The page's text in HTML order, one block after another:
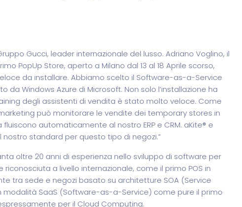
Gucci, leader internazionale del lusso. Adriano Voglino, il
PopUp Store, aperto a Milano dal 13 al 18 Aprile scorso,
da installare. Abbiamo scelto il Software-as-a-Service
da Windows Azure di Microsoft. Non solo l’installazione ha
degli assistenti di vendita è stato molto veloce. Come
può monitorare le vendite dei temporary stores in
automaticamente al nostro ERP e CRM. aKite® e
nostro standard per questo tipo di negozi.”
oltre 20 anni di esperienza nello sviluppo di software per
a livello internazionale, come il primo POS in
tra sede e negozi basato su architetture SOA (Service
SaaS (Software-as-a-Service) come pure il primo
per il Cloud Computing.